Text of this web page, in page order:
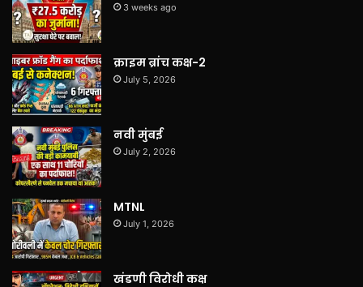
3 weeks ago
क्राइम ब्रांच कक्ष-2
July 5, 2026
नवी मुंबई
July 2, 2026
MTNL
July 1, 2026
खंडणी विरोधी कक्ष